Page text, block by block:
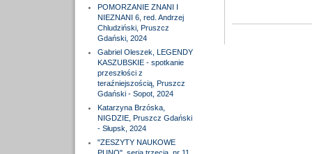
POMORZANIE ZNANI I
NIEZNANI 6, red. Andrzej
Chludziński, Pruszcz
Gdański, 2024
Gabriel Oleszek, LEGENDY
KASZUBSKIE - spotkanie
przeszłości z
teraźniejszością, Pruszcz
Gdański - Sopot, 2024
Katarzyna Brzóska,
NIGDZIE, Pruszcz Gdański
- Słupsk, 2024
"ZESZYTY NAUKOWE